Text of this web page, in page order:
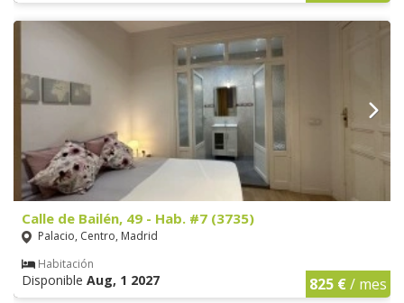
Calle de Bailén, 49 - Hab. #7 (3735)
Palacio, Centro, Madrid
Habitación
Disponible Aug, 1 2027 825 €/ mes